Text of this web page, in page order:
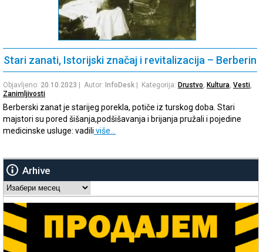
Stari zanati, Istorijski značaj i revitalizacija – Berberin
Objavljeno: 20.10.2023 | Autor: InfoDesk | Kategorija: Drustvo, Kultura, Vesti,
Zanimljivosti
Berberski zanat je starijeg porekla, potiče iz turskog doba. Stari
majstori su pored šišanja,podšišavanja i brijanja pružali i pojedine
medicinske usluge: vadili više…
Arhive
Arhive